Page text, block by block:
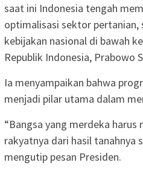
saat ini Indonesia tengah
optimalisasi sektor pertanian,
kebijakan nasional di bawah
Republik Indonesia, Prabowo
Ia menyampaikan bahwa
menjadi pilar utama dalam
“Bangsa yang merdeka
rakyatnya dari hasil tanahnya
mengutip pesan Presiden.